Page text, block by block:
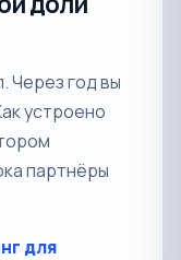
Через год вы
устроено
партнёры
для